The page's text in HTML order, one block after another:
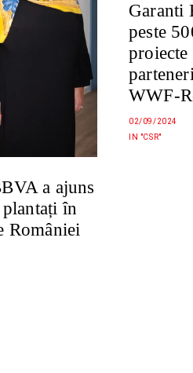
a ajuns
în
României
Garanti
peste
WWF-
02/09/2024
IN "CSR"